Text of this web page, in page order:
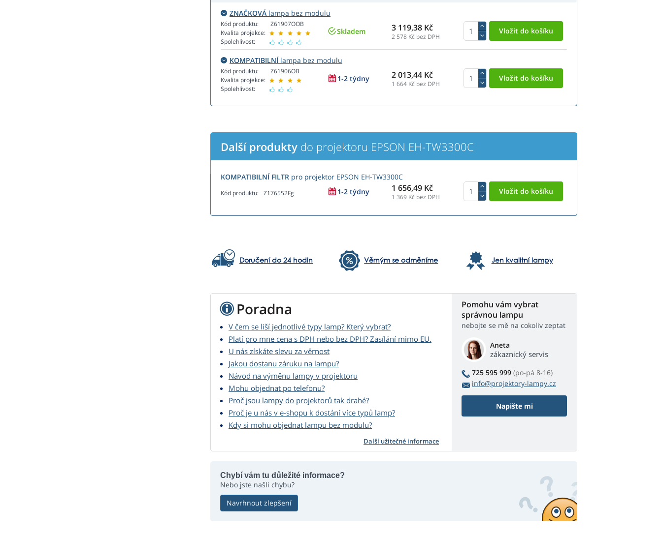
ZNAČKOVÁ lampa bez modulu
Kód produktu:
Kvalita projekce:
Spolehlivost:
Z61907OOB
Skladem 3 119,38 Kč
2 578 Kč bez DPH
KOMPATIBILNÍlampa bez modulu
Kód produktu:
Kvalita projekce:
Spolehlivost:
Z61906OB
1-2 týdny 2 013,44 Kč
1 664 Kč bez DPH
Další produkty do projektoru EPSON EH-TW3300C
KOMPATIBILNÍ FILTR pro projektor EPSON EH-TW3300C
Kód produktu: Z176552Fg 1-2 týdny 1 656,49 Kč
1 369 Kč bez DPH
Doručení do 24 hodin Věrným se odměníme Jen kvalitní lampy
Poradna
V čem se liší jednotlivé typy lamp? Který vybrat?
Platí pro mne cena s DPH nebo bez DPH? Zasílání mimo EU.
U nás získáte slevu za věrnost
Jakou dostanu záruku na lampu?
Návod na výměnu lampy v projektoru
Mohu objednat po telefonu?
Proč jsou lampy do projektorů tak drahé?
Proč je u nás v e-shopu k dostání více typů lamp?
Kdy si mohu objednat lampu bez modulu?
Další užitečné informace
Pomohu vám vybrat
správnou lampu
nebojte se mě na cokoliv zeptat
Aneta
zákaznický servis
725 595 999 (po-pá 8-16)
info@projektory-lampy.cz
Napište mi
Chybí vám tu důležité informace?
Nebo jste našli chybu?
Navrhnout zlepšení